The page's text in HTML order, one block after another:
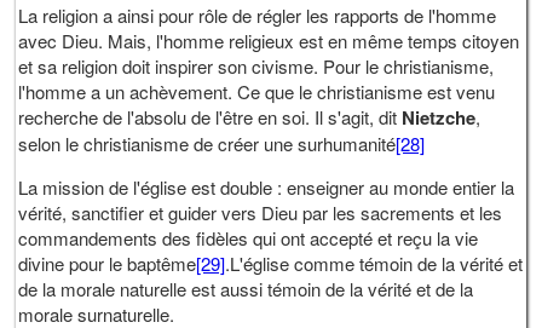
La religion a ainsi pour rôle de régler les rapports de l'homme
avec Dieu. Mais, l'homme religieux est en même temps citoyen
et sa religion doit inspirer son civisme. Pour le christianisme,
l'homme a un achèvement. Ce que le christianisme est venu
recherche de l'absolu de l'être en soi. Il s'agit, dit Nietzche,
selon le christianisme de créer une surhumanité[28]
La mission de l'église est double : enseigner au monde entier la
vérité, sanctifier et guider vers Dieu par les sacrements et les
commandements des fidèles qui ont accepté et reçu la vie
divine pour le baptême[29].L'église comme témoin de la vérité et
de la morale naturelle est aussi témoin de la vérité et de la
morale surnaturelle.